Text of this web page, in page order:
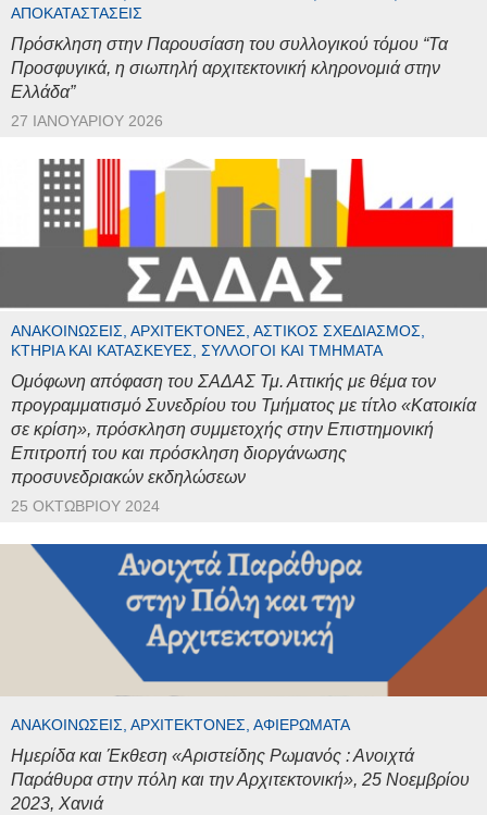
ΑΠΟΚΑΤΑΣΤΆΣΕΙΣ
Πρόσκληση στην Παρουσίαση του συλλογικού τόμου “Τα
Προσφυγικά, η σιωπηλή αρχιτεκτονική κληρονομιά στην
Ελλάδα”
27 ΙΑΝΟΥΑΡΊΟΥ 2026
ΑΝΑΚΟΙΝΏΣΕΙΣ, ΑΡΧΙΤΈΚΤΟΝΕΣ, ΑΣΤΙΚΌΣ ΣΧΕΔΙΑΣΜΌΣ,
ΚΤΉΡΙΑ ΚΑΙ ΚΑΤΑΣΚΕΥΈΣ, ΣΎΛΛΟΓΟΙ ΚΑΙ ΤΜΉΜΑΤΑ
Ομόφωνη απόφαση του ΣΑΔΑΣ Τμ. Αττικής με θέμα τον
προγραμματισμό Συνεδρίου του Τμήματος με τίτλο «Κατοικία
σε κρίση», πρόσκληση συμμετοχής στην Επιστημονική
Επιτροπή του και πρόσκληση διοργάνωσης
προσυνεδριακών εκδηλώσεων
25 ΟΚΤΩΒΡΊΟΥ 2024
ΑΝΑΚΟΙΝΏΣΕΙΣ, ΑΡΧΙΤΈΚΤΟΝΕΣ, ΑΦΙΕΡΏΜΑΤΑ
Ημερίδα και Έκθεση «Αριστείδης Ρωμανός : Ανοιχτά
Παράθυρα στην πόλη και την Αρχιτεκτονική», 25 Νοεμβρίου
2023, Χανιά